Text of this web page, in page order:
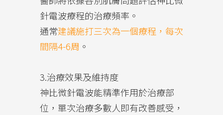
針電波療程的治療頻率。
通常建議施打三次為一個療程，每次
間隔4-6周 。
3.治療效果及維持度
神比微針電波能精準作用於治療部
位，單次治療多數人即有改善感受，